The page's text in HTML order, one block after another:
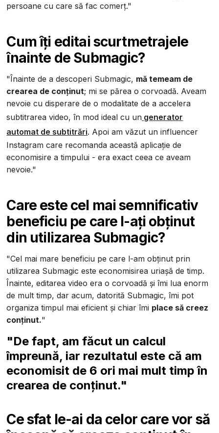
persoane cu care să fac comerț."
Cum îți editai scurtmetrajele
înainte de Submagic?
"Înainte de a descoperi Submagic, mă temeam de
crearea de conținut; mi se părea o corvoadă. Aveam
nevoie cu disperare de o modalitate de a accelera
subtitrarea video, în mod ideal cu un generator
automat de subtitrări. Apoi am văzut un influencer
Instagram care recomanda această aplicație de
economisire a timpului - era exact ceea ce aveam
nevoie."
Care este cel mai semnificativ
beneficiu pe care l-ați obținut
din utilizarea Submagic?
"Cel mai mare beneficiu pe care l-am obținut prin
utilizarea Submagic este economisirea uriașă de timp.
Înainte, editarea video era o corvoadă și îmi lua enorm
de mult timp, dar acum, datorită Submagic, îmi pot
organiza timpul mai eficient și chiar îmi place să creez
conținut."
"De fapt, am făcut un calcul
împreună, iar rezultatul este că am
economisit de 6 ori mai mult timp în
crearea de conținut."
Ce sfat le-ai da celor care vor să